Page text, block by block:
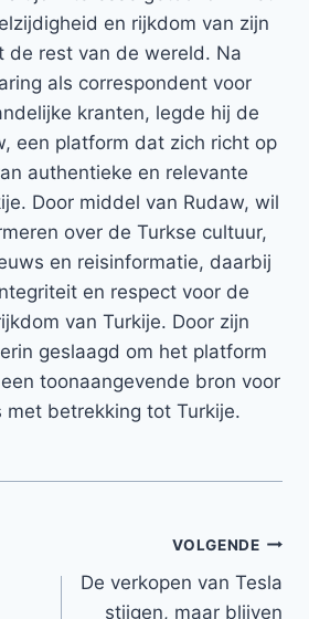
en rijkdom van zijn
de rest van de wereld. Na
als correspondent voor
kranten, legde hij de
een platform dat zich richt op
authentieke en relevante
Door middel van Rudaw, wil
over de Turkse cultuur,
en reisinformatie, daarbij
en respect voor de
van Turkije. Door zijn
geslaagd om het platform
toonaangevende bron voor
met betrekking tot Turkije.
VOLGENDE
De verkopen van Tesla
stijgen, maar blijven